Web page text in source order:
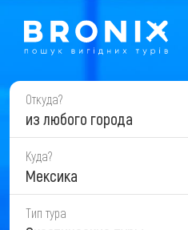
Откуда?
из любого города
Куда?
Мексика
Тип тура